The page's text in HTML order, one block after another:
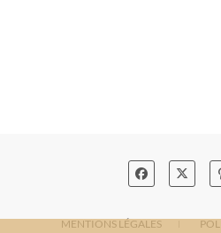
MENTIONS LÉGALES